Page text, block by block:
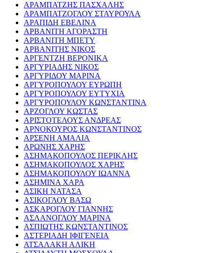
ΑΡΑΜΠΑΤΖΗΣ ΠΑΣΧΑΛΗΣ
ΑΡΑΜΠΑΤΖΟΓΛΟΥ ΣΤΑΥΡΟΥΛΑ
ΑΡΑΠΙΔΗ ΕΒΕΛΙΝΑ
ΑΡΒΑΝΙΤΗ ΑΓΟΡΑΣΤΗ
ΑΡΒΑΝΙΤΗ ΜΠΕΤΥ
ΑΡΒΑΝΙΤΗΣ ΝΙΚΟΣ
ΑΡΓΕΝΤΖΗ ΒΕΡΟΝΙΚΑ
ΑΡΓΥΡΙΑΔΗΣ ΝΙΚΟΣ
ΑΡΓΥΡΙΔΟΥ ΜΑΡΙΝΑ
ΑΡΓΥΡΟΠΟΥΛΟΥ ΕΥΡΩΠΗ
ΑΡΓΥΡΟΠΟΥΛΟΥ ΕΥΤΥΧΙΑ
ΑΡΓΥΡΟΠΟΥΛΟΥ ΚΩΝΣΤΑΝΤΙΝΑ
ΑΡΖΟΓΛΟΥ ΚΩΣΤΑΣ
ΑΡΙΣΤΟΤΕΛΟΥΣ ΑΝΔΡΕΑΣ
ΑΡΝΟΚΟΥΡΟΣ ΚΩΝΣΤΑΝΤΙΝΟΣ
ΑΡΣΕΝΗ ΑΜΑΛΙΑ
ΑΡΩΝΗΣ ΧΑΡΗΣ
ΑΣΗΜΑΚΟΠΟΥΛΟΣ ΠΕΡΙΚΛΗΣ
ΑΣΗΜΑΚΟΠΟΥΛΟΣ ΧΑΡΗΣ
ΑΣΗΜΑΚΟΠΟΥΛΟΥ ΙΩΑΝΝΑ
ΑΣΗΜΙΝΑ ΧΑΡΑ
ΑΣΙΚΗ ΝΑΤΑΣΑ
ΑΣΙΚΟΓΛΟΥ ΒΑΣΩ
ΑΣΚΑΡΟΓΛΟΥ ΓΙΑΝΝΗΣ
ΑΣΛΑΝΟΓΛΟΥ ΜΑΡΙΝΑ
ΑΣΠΙΩΤΗΣ ΚΩΝΣΤΑΝΤΙΝΟΣ
ΑΣΤΕΡΙΑΔΗ ΙΦΙΓΕΝΕΙΑ
ΑΤΣΑΛΑΚΗ ΑΛΙΚΗ